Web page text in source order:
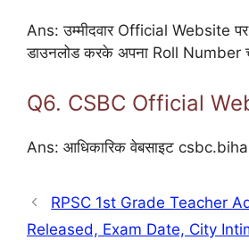
Ans: उम्मीदवार Official Website
डाउनलोड करके अपना Roll
Q6. CSBC Official
Ans: आधिकारिक वेबसाइट
RPSC 1st Grade Teacher
Released, Exam Date, City